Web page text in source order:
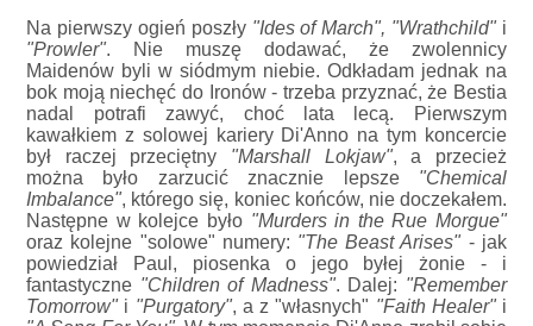
Na pierwszy ogień poszły "Ides of March", "Wrathchild"i
"Prowler". Nie muszę dodawać, że zwolennicy
Maidenów byli w siódmym niebie. Odkładam jednak na
bok moją niechęć do Ironów - trzeba przyznać, że Bestia
nadal potrafi zawyć, choć lata lecą. Pierwszym
kawałkiem z solowej kariery Di'Anno na tym koncercie
był raczej przeciętny "Marshall Lokjaw", a przecież
można było zarzucić znacznie lepsze "Chemical
Imbalance", którego się, koniec końców, nie doczekałem.
Następne w kolejce było "Murders in the Rue Morgue"
oraz kolejne "solowe" numery: "The Beast Arises"- jak
powiedział Paul, piosenka o jego byłej żonie - i
fantastyczne "Children of Madness". Dalej: "Remember
Tomorrow"i "Purgatory", a z "własnych" "Faith Healer"i